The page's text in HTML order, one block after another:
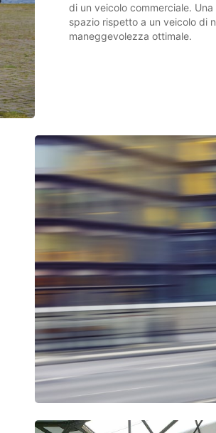
di un veicolo commerciale.
spazio rispetto a un veicolo di
maneggevolezza ottimale.